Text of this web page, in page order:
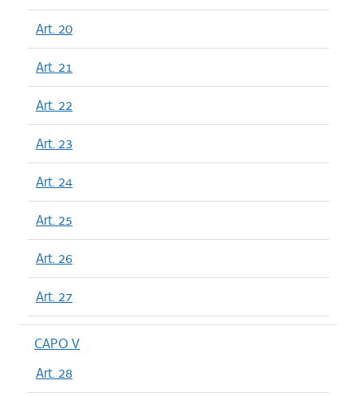
Art. 20
Art. 21
Art. 22
Art. 23
Art. 24
Art. 25
Art. 26
Art. 27
CAPO V
Art. 28